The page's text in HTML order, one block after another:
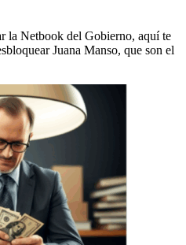
la Netbook del Gobierno, aquí te
Juana Manso, que son el